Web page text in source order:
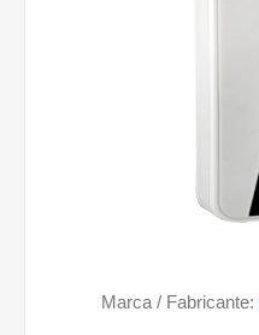
Marca / Fabricante: